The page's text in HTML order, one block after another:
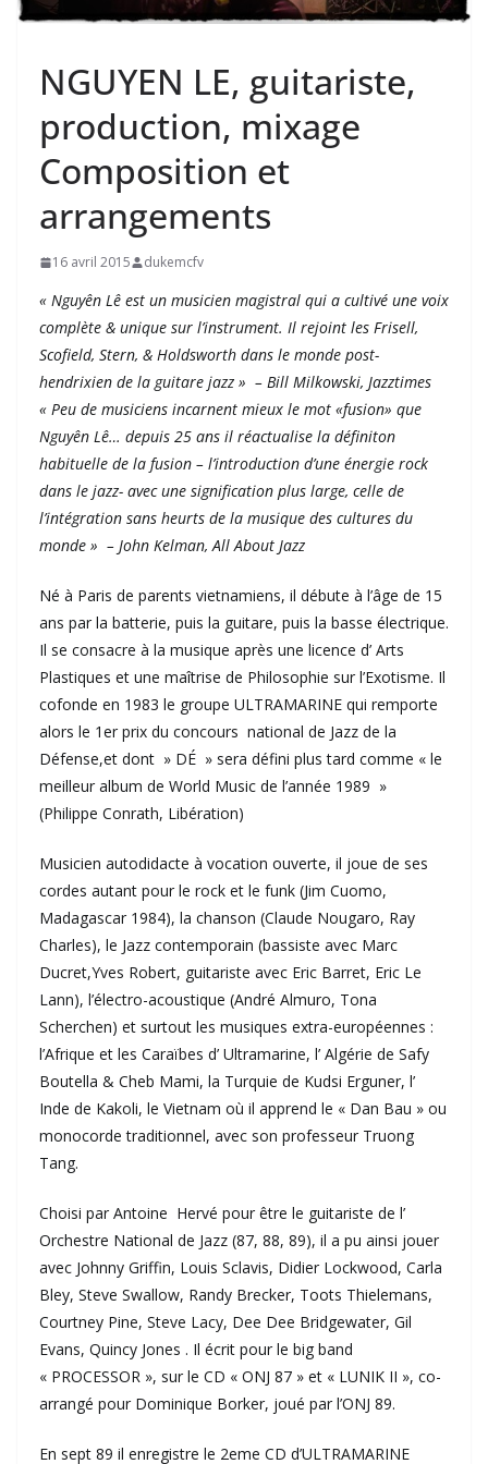
NGUYEN LE, guitariste,
production, mixage
Composition et
arrangements
16 avril 2015 dukemcfv
« Nguyên Lê est un musicien magistral qui a cultivé une voix
complète & unique sur l’instrument. Il rejoint les Frisell,
Scofield, Stern, & Holdsworth dans le monde post-
hendrixien de la guitare jazz » – Bill Milkowski, Jazztimes
« Peu de musiciens incarnent mieux le mot «fusion» que
Nguyên Lê… depuis 25 ans il réactualise la définiton
habituelle de la fusion – l’introduction d’une énergie rock
dans le jazz- avec une signification plus large, celle de
l’intégration sans heurts de la musique des cultures du
monde » – John Kelman, All About Jazz
Né à Paris de parents vietnamiens, il débute à l’âge de 15
ans par la batterie, puis la guitare, puis la basse électrique.
Il se consacre à la musique après une licence d’ Arts
Plastiques et une maîtrise de Philosophie sur l’Exotisme. Il
cofonde en 1983 le groupe ULTRAMARINE qui remporte
alors le 1er prix du concours national de Jazz de la
Défense,et dont » DÉ » sera défini plus tard comme « le
meilleur album de World Music de l’année 1989 »
(Philippe Conrath, Libération)
Musicien autodidacte à vocation ouverte, il joue de ses
cordes autant pour le rock et le funk (Jim Cuomo,
Madagascar 1984), la chanson (Claude Nougaro, Ray
Charles), le Jazz contemporain (bassiste avec Marc
Ducret,Yves Robert, guitariste avec Eric Barret, Eric Le
Lann), l’électro-acoustique (André Almuro, Tona
Scherchen) et surtout les musiques extra-européennes :
l’Afrique et les Caraïbes d’ Ultramarine, l’ Algérie de Safy
Boutella & Cheb Mami, la Turquie de Kudsi Erguner, l’
Inde de Kakoli, le Vietnam où il apprend le « Dan Bau » ou
monocorde traditionnel, avec son professeur Truong
Tang.
Choisi par Antoine Hervé pour être le guitariste de l’
Orchestre National de Jazz (87, 88, 89), il a pu ainsi jouer
avec Johnny Griffin, Louis Sclavis, Didier Lockwood, Carla
Bley, Steve Swallow, Randy Brecker, Toots Thielemans,
Courtney Pine, Steve Lacy, Dee Dee Bridgewater, Gil
Evans, Quincy Jones . Il écrit pour le big band
« PROCESSOR », sur le CD « ONJ 87 » et « LUNIK II », co-
arrangé pour Dominique Borker, joué par l’ONJ 89.
En sept 89 il enregistre le 2eme CD d’ULTRAMARINE